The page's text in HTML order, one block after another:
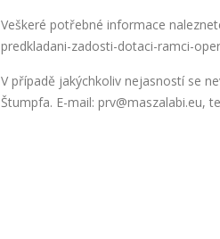
Veškeré potřebné informace
predkladani-zadosti-dotaci-ramci-
V případě jakýchkoliv nejasností se
Štumpfa. E-mail: prv@maszalabi.eu,